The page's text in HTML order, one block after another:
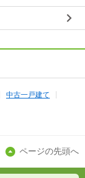
中古一戸建て
ページの先頭へ